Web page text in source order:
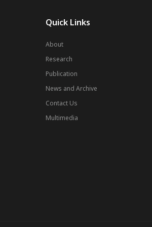
Quick Links
About
Research
Publication
News and Archive
Contact Us
Multimedia